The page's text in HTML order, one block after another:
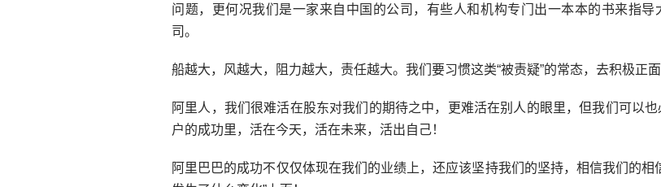
问题，更何况我们是一家来自中国的公司，有些人和机构专门出一本本的书来指导
司。
船越大，风越大，阻力越大，责任越大。我们要习惯这类“被责疑”的常态，去积极正面
阿里人，我们很难活在股东对我们的期待之中，更难活在别人的眼里，但我们可以
户的成功里，活在今天，活在未来，活出自己！
阿里巴巴的成功不仅仅体现在我们的业绩上，还应该坚持我们的坚持，相信我们的相